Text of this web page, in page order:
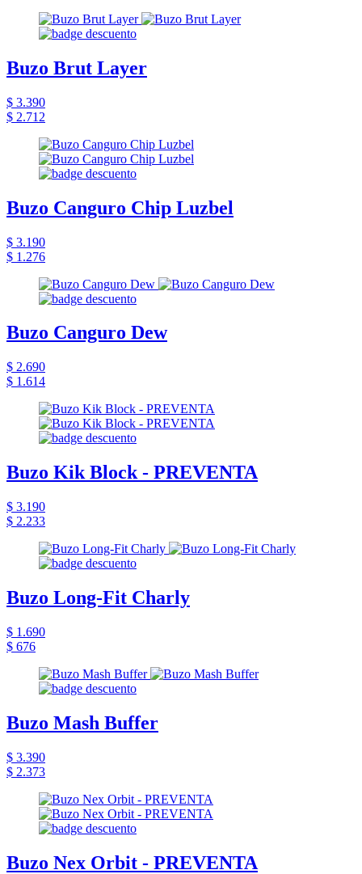
Buzo Brut Layer
$ 3.390
$ 2.712
Buzo Canguro Chip Luzbel
$ 3.190
$ 1.276
Buzo Canguro Dew
$ 2.690
$ 1.614
Buzo Kik Block - PREVENTA
$ 3.190
$ 2.233
Buzo Long-Fit Charly
$ 1.690
$ 676
Buzo Mash Buffer
$ 3.390
$ 2.373
Buzo Nex Orbit - PREVENTA